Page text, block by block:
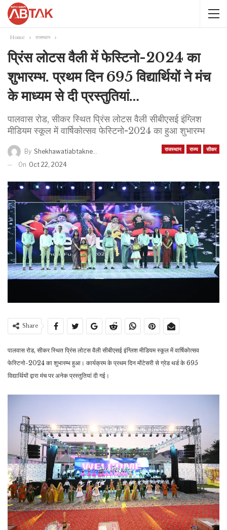
Home राजस्थान
प्रिंस लोटस वैली में फेस्टिनो-2024 का
शुभारम्भ. प्रथम दिन 695 विद्यार्थियों ने मंच
के माध्यम से दी प्रस्तुतियां…
पालवास रोड, सीकर स्थित प्रिंस लोटस वैली सीबीएसई इंग्लिश
मीडियम स्कूल में वार्षिकोत्सव फेस्टिनो-2024 का हुआ शुभारम्भ
राजस्थान राज्य सीकर
By Shekhawatiabtaknews
On Oct 22, 2024
Share
पालवास रोड, सीकर स्थित प्रिंस लोटस वैली सीबीएसई इंग्लिश मीडियम स्कूल में वार्षिकोत्सव
फेस्टिनो-2024 का शुभारम्भ हुआ। कार्यक्रम के प्रथम दिन मोंटेसरी से ग्रेड थर्ड के 695
विद्यार्थियों द्वारा मंच पर अनेक प्रस्तुतियां दी गई।